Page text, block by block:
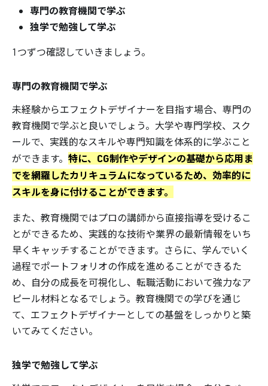
専門の教育機関で学ぶ
独学で勉強して学ぶ
1つずつ確認していきましょう。
専門の教育機関で学ぶ
未経験からエフェクトデザイナーを目指す場合、専門の
教育機関で学ぶと良いでしょう。大学や専門学校、スク
ールで、実践的なスキルや専門知識を体系的に学ぶこと
ができます。 特に、CG制作やデザインの基礎から応用ま
でを網羅したカリキュラムになっているため、効率的に
スキルを身に付けることができます。
また、教育機関ではプロの講師から直接指導を受けるこ
とができるため、実践的な技術や業界の最新情報をいち
早くキャッチすることができます。さらに、学んでいく
過程でポートフォリオの作成を進めることができるた
め、自分の成長を可視化し、転職活動において強力なア
ピール材料となるでしょう。教育機関での学びを通じ
て、エフェクトデザイナーとしての基盤をしっかりと築
いてみてください。
独学で勉強して学ぶ